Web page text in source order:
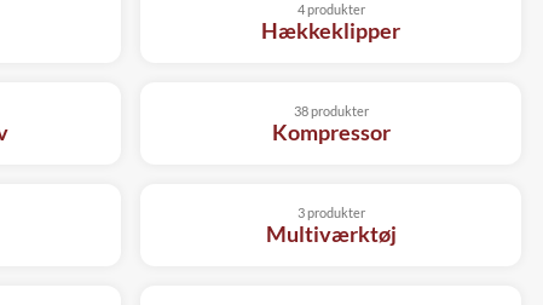
Hækkeklipper
4 produkter
Kompressor
38 produkter
Multiværktøj
3 produkter